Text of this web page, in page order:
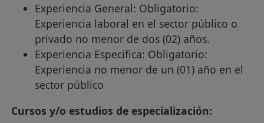
Experiencia General: Obligatorio:
Experiencia laboral en el sector público o
privado no menor de dos (02) años.
Experiencia Especifica: Obligatorio:
Experiencia no menor de un (01) año en el
sector público
Cursos y/o estudios de especialización: